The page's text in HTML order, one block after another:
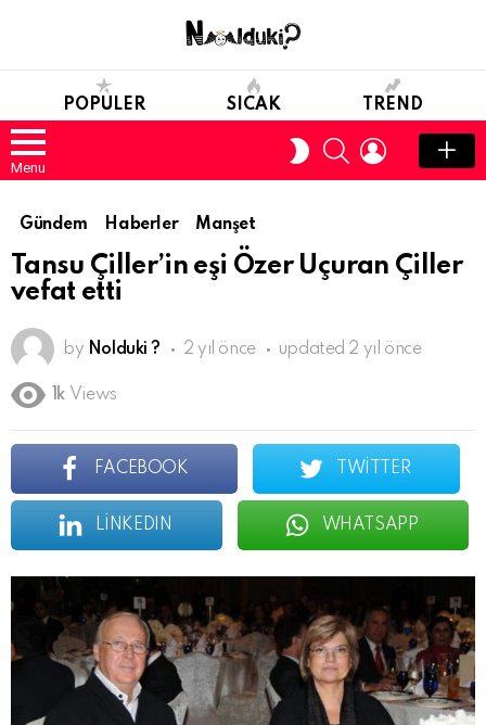
POPULER SICAK TREND
Menu
SWITCH
SKIN
SEARCHLOGIN
Gündem Haberler Manşet
Tansu Çiller’in eşi Özer Uçuran Çiller
vefat etti
by Nolduki ? 2 yıl önce updated 2 yıl önce
1k Views
FACEBOOK TWITTER
LINKEDIN WHATSAPP